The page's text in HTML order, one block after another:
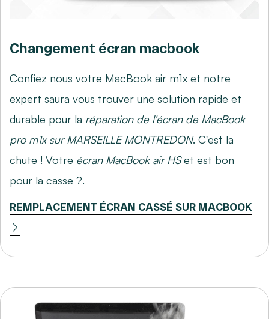
Changement écran macbook
Confiez nous votre MacBook air m1x et notre
expert saura vous trouver une solution rapide et
durable pour la réparation de l'écran de MacBook
pro m1x sur MARSEILLE MONTREDON. C'est la
chute ! Votre écran MacBook air HSet est bon
pour la casse ?.
REMPLACEMENT ÉCRAN CASSÉ SUR MACBOOK